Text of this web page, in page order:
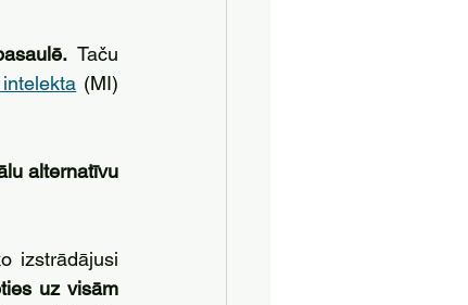
Taču
(MI)
alternatīvu
izstrādājusi
uz visām